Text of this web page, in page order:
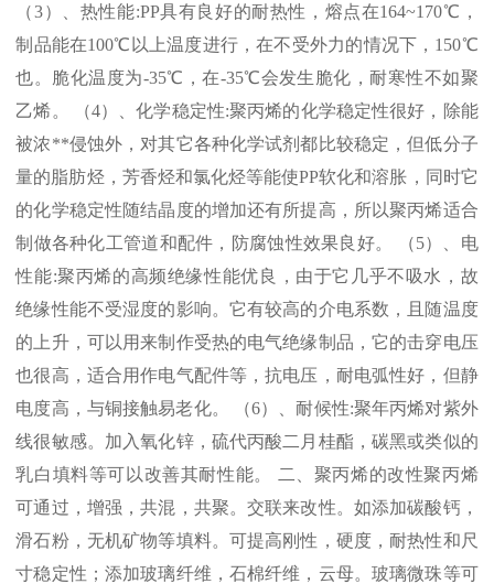
（3）、热性能:PP具有良好的耐热性，熔点在164~170℃ ，
制品能在100℃ 以上温度进行，在不受外力的情况下， 150℃
也。脆化温度为-35℃ ，在-35℃会发生脆化，耐寒性不如聚
乙烯。 （4）、化学稳定性:聚丙烯的化学稳定性很好，除能
被浓**侵蚀外，对其它各种化学试剂都比较稳定，但低分子
量的脂肪烃，芳香烃和氯化烃等能使PP软化和溶胀，同时它
的化学稳定性随结晶度的增加还有所提高，所以聚丙烯适合
制做各种化工管道和配件，防腐蚀性效果良好。 （5）、电
性能:聚丙烯的高频绝缘性能优良，由于它几乎不吸水，故
绝缘性能不受湿度的影响。它有较高的介电系数，且随温度
的上升，可以用来制作受热的电气绝缘制品，它的击穿电压
也很高，适合用作电气配件等，抗电压，耐电弧性好，但静
电度高，与铜接触易老化。 （6）、耐候性:聚年丙烯对紫外
线很敏感。加入氧化锌，硫代丙酸二月桂酯，碳黑或类似的
乳白填料等可以改善其耐性能。 二、聚丙烯的改性聚丙烯
可通过，增强，共混，共聚。交联来改性。如添加碳酸钙，
滑石粉，无机矿物等填料。可提高刚性，硬度，耐热性和尺
寸稳定性；添加玻璃纤维，石棉纤维，云母。玻璃微珠等可